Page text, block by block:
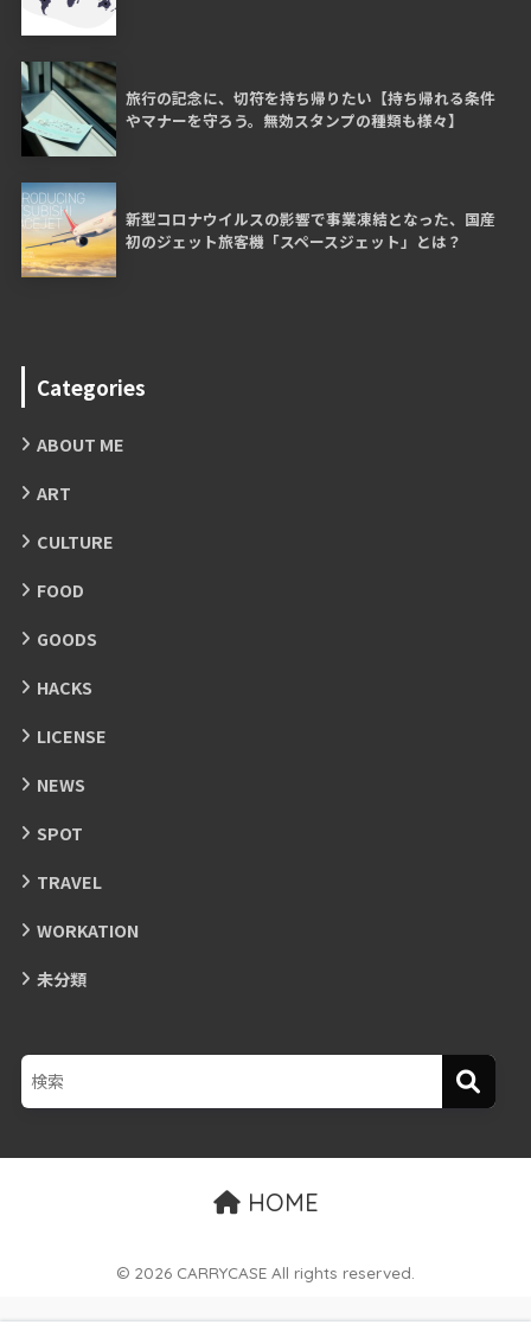
旅行の記念に、切符を持ち帰りたい【持ち帰れる条件
やマナーを守ろう。無効スタンプの種類も様々】
新型コロナウイルスの影響で事業凍結となった、国産
初のジェット旅客機「スペースジェット」とは？
Categories
ABOUT ME
ART
CULTURE
FOOD
GOODS
HACKS
LICENSE
NEWS
SPOT
TRAVEL
WORKATION
未分類
HOME
© 2026 CARRYCASE All rights reserved.